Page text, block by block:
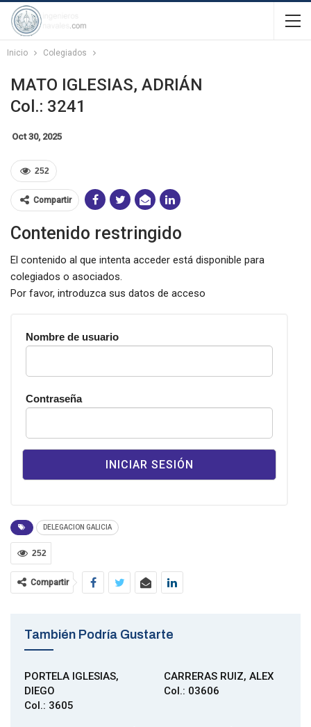
Inicio Colegiados
MATO IGLESIAS, ADRIÁN
Col.: 3241
Oct 30, 2025
252
Compartir
Contenido restringido
El contenido al que intenta acceder está disponible para
colegiados o asociados.
Por favor, introduzca sus datos de acceso
Nombre de usuario
Contraseña
DELEGACION GALICIA
252
Compartir
También Podría Gustarte
PORTELA IGLESIAS,
DIEGO
Col.: 3605
CARRERAS RUIZ, ALEX
Col.: 03606